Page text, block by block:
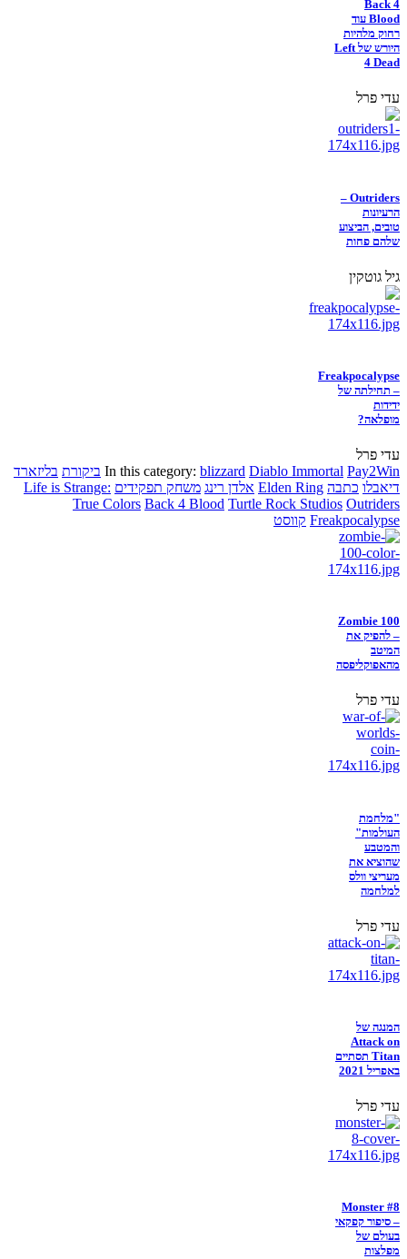
Back 4
Blood עוד
רחוק מלהיות
היורש של Left
4 Dead
עדי פרל
Outriders –
הרעיונות
טובים, הביצוע
שלהם פחות
גיל גוטקין
Freakpocalypse
– תחילתה של
ידידות
מופלאה?
עדי פרל
In this category: blizzard Diablo Immortal Pay2Win ביקורת בליזארד
דיאבלו כתבה Elden Ring אלדן רינג משחק תפקידים Life is Strange:
True Colors Back 4 Blood Turtle Rock Studios Outriders
Freakpocalypse קווסט
Zombie 100
– להפיק את
המיטב
מהאפוקליפסה
עדי פרל
"מלחמת
העולמות"
והמטבע
שהוציא את
מעריצי וולס
למלחמה
עדי פרל
המנגה של
Attack on
Titan תסתיים
באפריל 2021
עדי פרל
Monster #8
– סיפור קפקאי
בעולם של
מפלצות